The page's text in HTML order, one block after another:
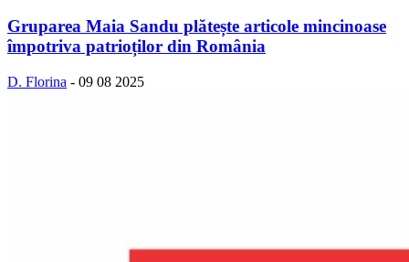
Gruparea Maia Sandu plătește articole mincinoase
împotriva patrioților din România
D. Florina - 09 08 2025